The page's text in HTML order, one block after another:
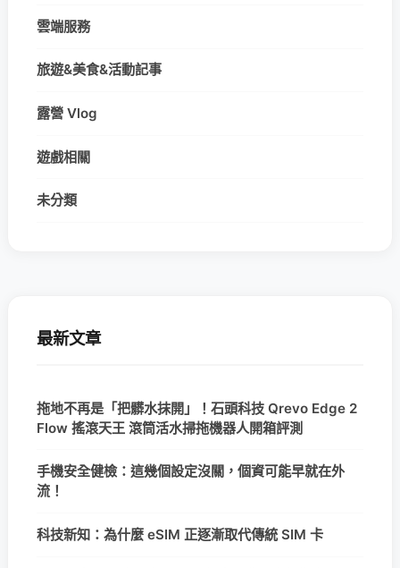
雲端服務
旅遊&美食&活動記事
露營 Vlog
遊戲相關
未分類
最新文章
拖地不再是「把髒水抹開」！石頭科技 Qrevo Edge 2
Flow 搖滾天王 滾筒活水掃拖機器人開箱評測
手機安全健檢：這幾個設定沒關，個資可能早就在外
流！
科技新知：為什麼 eSIM 正逐漸取代傳統 SIM 卡